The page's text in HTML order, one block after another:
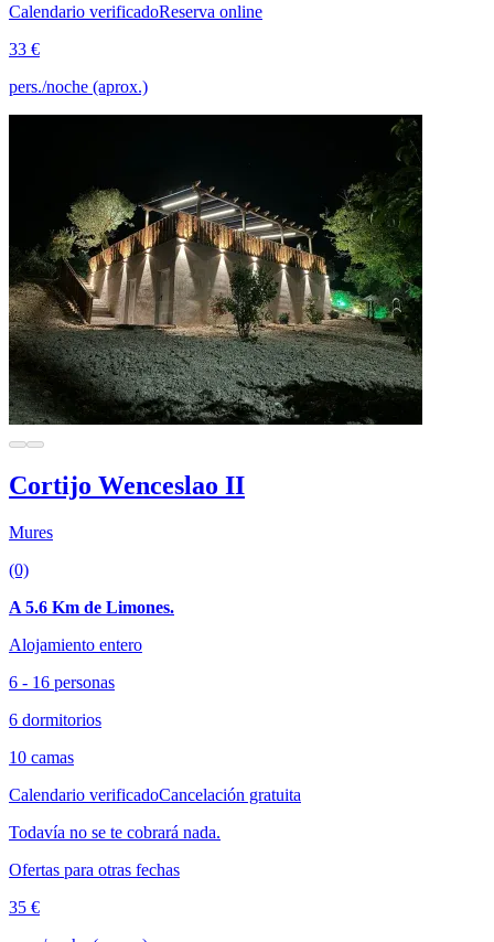
Calendario verificadoReserva online
33 €
pers./noche (aprox.)
Cortijo Wenceslao II
Mures
(0)
A 5.6 Km de Limones.
Alojamiento entero
6 - 16 personas
6 dormitorios
10 camas
Calendario verificadoCancelación gratuita
Todavía no se te cobrará nada.
Ofertas para otras fechas
35 €